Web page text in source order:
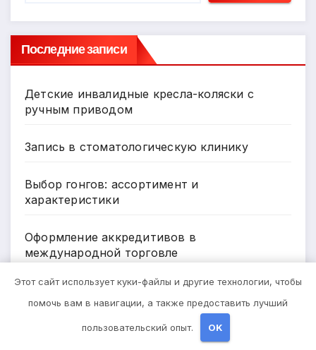
Последние записи
Детские инвалидные кресла-коляски с
ручным приводом
Запись в стоматологическую клинику
Выбор гонгов: ассортимент и
характеристики
Оформление аккредитивов в
международной торговле
Нарколог на Дом в Новокузнецке: Помощь,
Которая Всегда Рядом
Этот сайт использует куки-файлы и другие технологии, чтобы
помочь вам в навигации, а также предоставить лучший
пользовательский опыт. OK